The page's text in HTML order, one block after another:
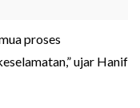
proses
ujar Hanif